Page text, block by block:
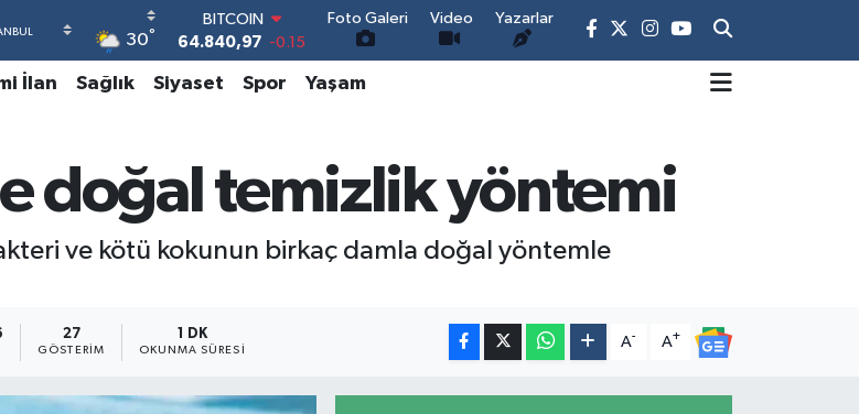
30°
DOLAR
47,7436
0.18
EURO
55,2510 0.32
6660.55 0
BİST100
BITCOIN
Foto Galeri Video Yazarlar
İlan Sağlık Siyaset Spor Yaşam
doğal temizlik yöntemi
ve kötü kokunun birkaç damla doğal yöntemle
27
GÖSTERIM
1 DK
OKUNMA SÜRESI
A- A+